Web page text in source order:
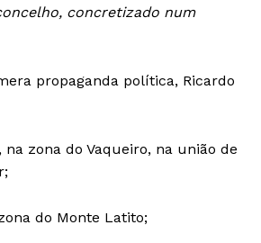
concretizado num
propaganda política, Ricardo
zona do Vaqueiro, na união de
do Monte Latito;